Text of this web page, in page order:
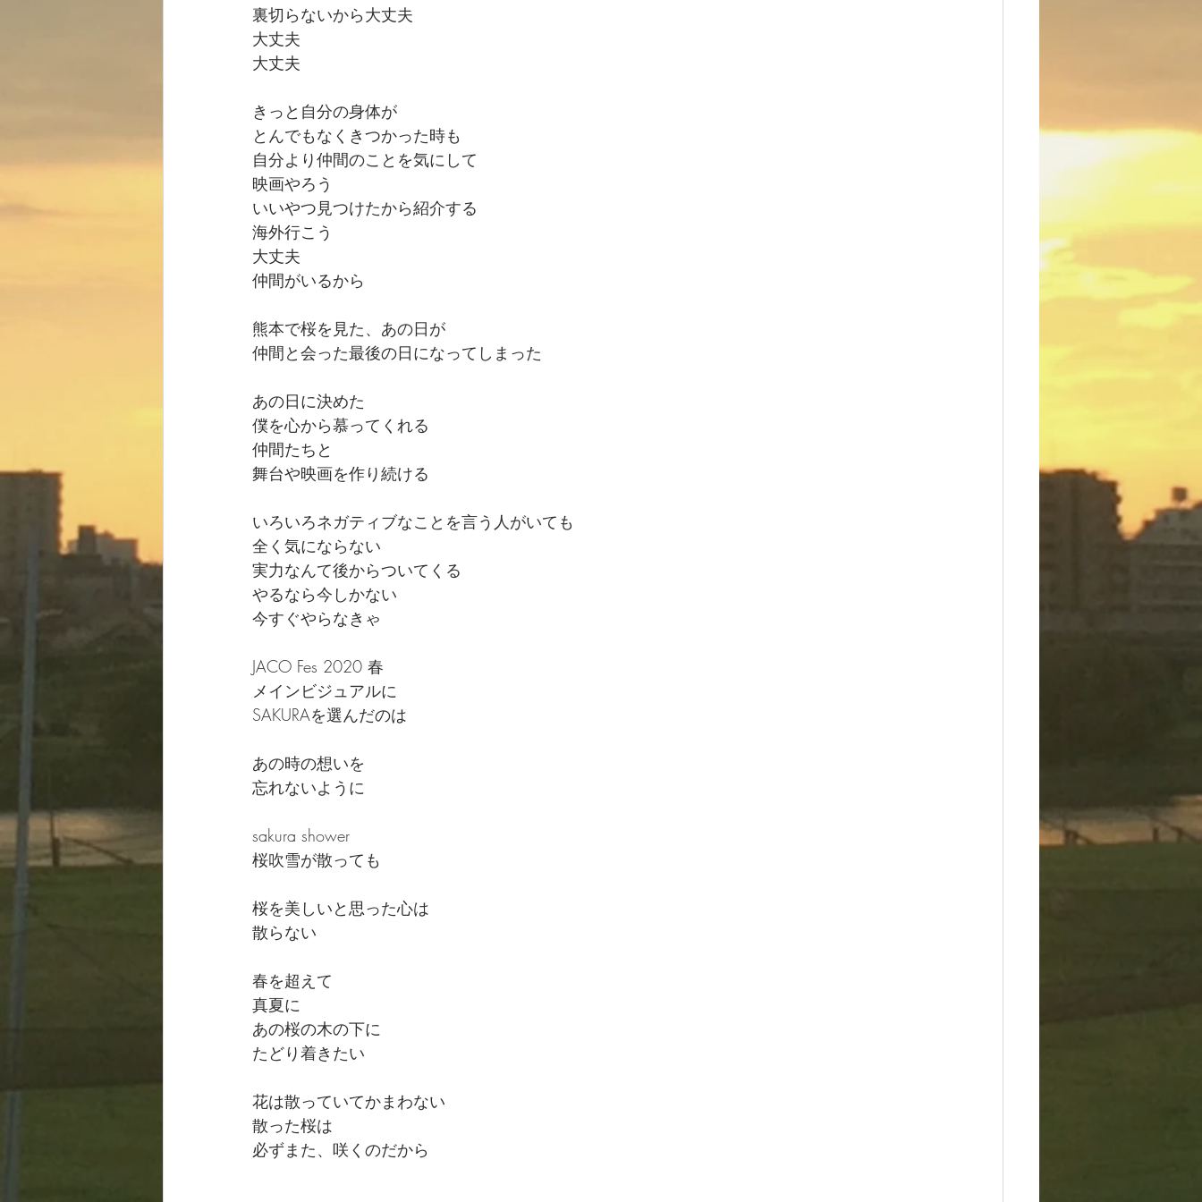
裏切らないから大丈夫
大丈夫
大丈夫
きっと自分の身体が
とんでもなくきつかった時も
自分より仲間のことを気にして
映画やろう
いいやつ見つけたから紹介する
海外行こう
大丈夫
仲間がいるから
熊本で桜を見た、あの日が
仲間と会った最後の日になってしまった
あの日に決めた
僕を心から慕ってくれる
仲間たちと
舞台や映画を作り続ける
いろいろネガティブなことを言う人がいても
全く気にならない
実力なんて後からついてくる
やるなら今しかない
今すぐやらなきゃ
JACO Fes 2020 春
メインビジュアルに
SAKURAを選んだのは
あの時の想いを
忘れないように
sakura shower
桜吹雪が散っても
桜を美しいと思った心は
散らない
春を超えて
真夏に
あの桜の木の下に
たどり着きたい
花は散っていてかまわない
散った桜は
必ずまた、咲くのだから